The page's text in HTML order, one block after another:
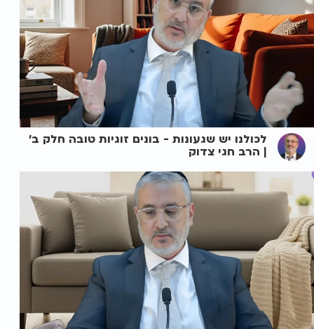
לכולנו יש שגעונות - בונים זוגיות טובה חלק ב'
| הרב חגי צדוק